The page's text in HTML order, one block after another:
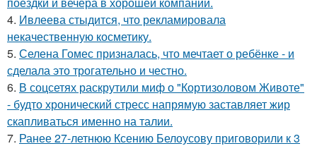
4. Ивлеева стыдится, что рекламировала
некачественную косметику.
5. Селена Гомес призналась, что мечтает о ребёнке - и
сделала это трогательно и честно.
6. В соцсетях раскрутили миф о "Кортизоловом Животе"
- будто хронический стресс напрямую заставляет жир
скапливаться именно на талии.
7. Ранее 27-летнюю Ксению Белоусову приговорили к 3